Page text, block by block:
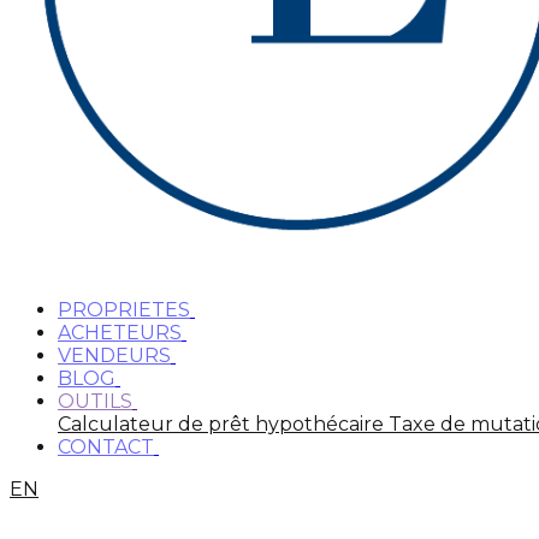
PROPRIETES
ACHETEURS
VENDEURS
BLOG
OUTILS
Calculateur de prêt hypothécaire Taxe de
CONTACT
EN